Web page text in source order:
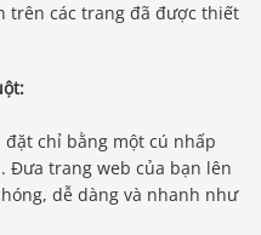
trên các trang đã được thiết
chỉ bằng một cú nhấp
Đưa trang web của bạn lên
dễ dàng và nhanh như